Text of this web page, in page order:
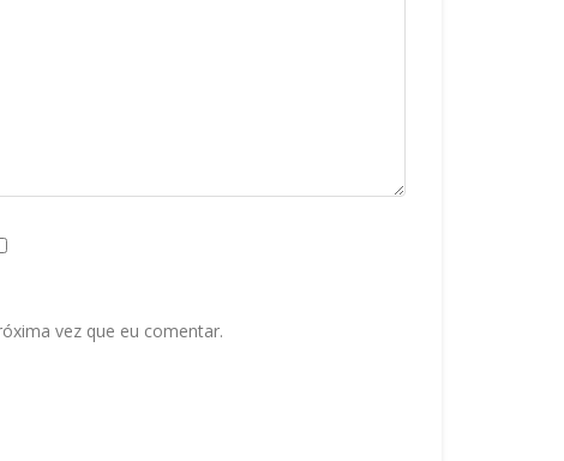
vez que eu comentar.